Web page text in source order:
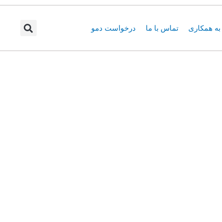
همکاری تماس با ما درخواست دمو